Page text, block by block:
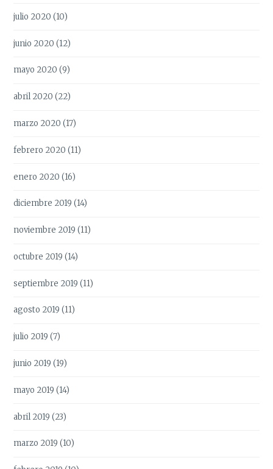
julio 2020 (10)
junio 2020 (12)
mayo 2020 (9)
abril 2020 (22)
marzo 2020 (17)
febrero 2020 (11)
enero 2020 (16)
diciembre 2019 (14)
noviembre 2019 (11)
octubre 2019 (14)
septiembre 2019 (11)
agosto 2019 (11)
julio 2019 (7)
junio 2019 (19)
mayo 2019 (14)
abril 2019 (23)
marzo 2019 (10)